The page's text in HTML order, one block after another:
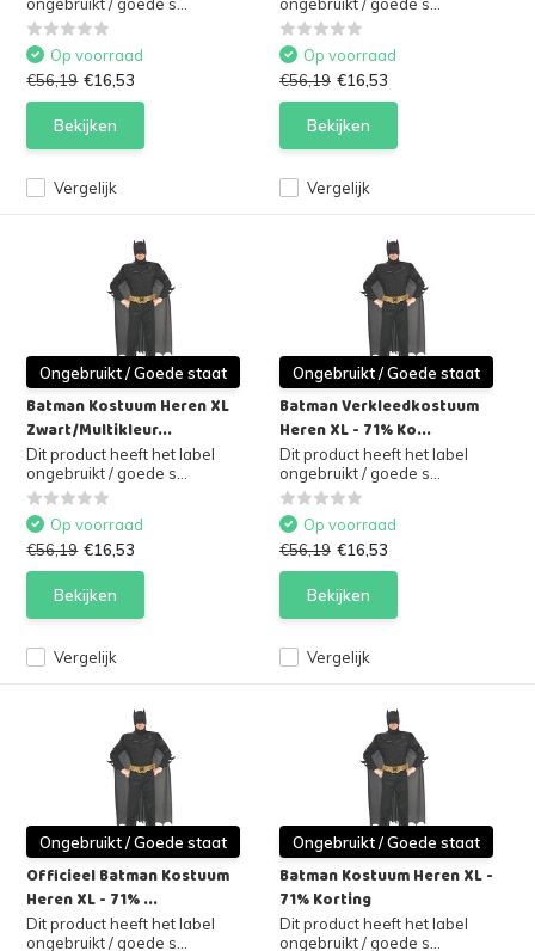
Vergelijk
Op voorraad
€56,19 €16,53
Bekijken
Vergelijk
Op voorraad
€56,19 €16,53
Bekijken
Ongebruikt / Goede staat
Batman Kostuum Heren XL
Zwart/Multikleur...
Dit product heeft het label
ongebruikt / goede s...
Vergelijk
Op voorraad
€56,19 €16,53
Bekijken
Ongebruikt / Goede staat
Batman Verkleedkostuum
Heren XL - 71% Ko...
Dit product heeft het label
ongebruikt / goede s...
Vergelijk
Op voorraad
€56,19 €16,53
Bekijken
Ongebruikt / Goede staat
Officieel Batman Kostuum
Heren XL - 71% ...
Dit product heeft het label
ongebruikt / goede s...
Ongebruikt / Goede staat
Batman Kostuum Heren XL -
71% Korting
Dit product heeft het label
ongebruikt / goede s...